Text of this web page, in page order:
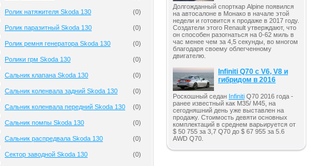
Ролик натяжителя Skoda 130 (0)
Ролик паразитный Skoda 130 (0)
Ролик ремня генератора Skoda 130 (0)
Ролики грм Skoda 130 (0)
Сальник клапана Skoda 130 (0)
Сальник коленвала задний Skoda 130 (0)
Сальник коленвала передний Skoda 130 (0)
Сальник помпы Skoda 130 (0)
Сальник распредвала Skoda 130 (0)
Сектор заводной Skoda 130 (0)
Долгожданный спорткар Alpine появился
на автосалоне в Монако в начале этой
недели и готовится к продаже в 2017 году.
Создатели этого Renault утверждают, что
он способен разогнаться на 0-62 миль в
час менее чем за 4,5 секунды, во многом
благодаря своему облегченному
двигателю.
Infiniti Q70 с V6, V8 и
гибридом в 2016
Роскошный седан Infiniti Q70 2016 года -
ранее известный как M35/ M45, на
сегодняшний день уже выставлен на
продажу. Стоимость девяти основных
комплектаций в среднем варьируется от
$ 50 755 за 3,7 Q70 до $ 67 955 за 5.6
AWD Q70.